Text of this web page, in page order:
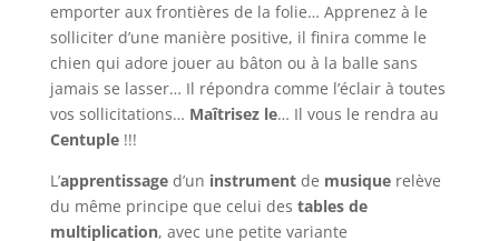
emporter aux frontières de la folie… Apprenez à le
solliciter d’une manière positive, il finira comme le
chien qui adore jouer au bâton ou à la balle sans
jamais se lasser… Il répondra comme l’éclair à toutes
vos sollicitations… Maîtrisez le… Il vous le rendra au
Centuple!!!
L’apprentissaged’un instrumentde musiquerelève
du même principe que celui des tables de
multiplication, avec une petite variante